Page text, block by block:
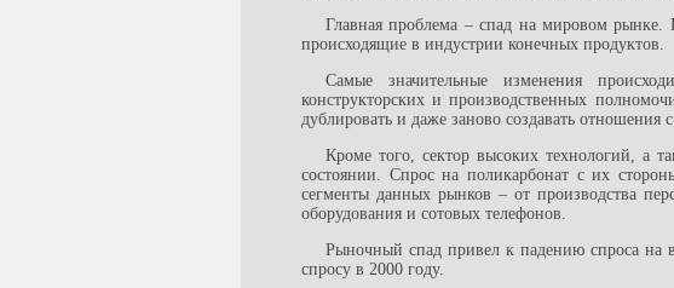
Главная проблема – спад на мировом рынке.
происходящие в индустрии конечных продуктов.
Самые значительные изменения
конструкторских и производственных
дублировать и даже заново создавать отношения
Кроме того, сектор высоких технологий, а
состоянии. Спрос на поликарбонат с их
сегменты данных рынков – от производства
оборудования и сотовых телефонов.
Рыночный спад привел к падению спроса на
спросу в 2000 году.